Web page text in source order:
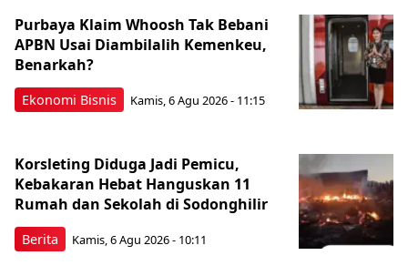
Ekonomi Bisnis
Purbaya Klaim Whoosh Tak Bebani
APBN Usai Diambilalih Kemenkeu,
Benarkah?
Kamis, 6 Agu 2026 - 11:15
Berita
Korsleting Diduga Jadi Pemicu,
Kebakaran Hebat Hanguskan 11
Rumah dan Sekolah di Sodonghilir
Kamis, 6 Agu 2026 - 10:11